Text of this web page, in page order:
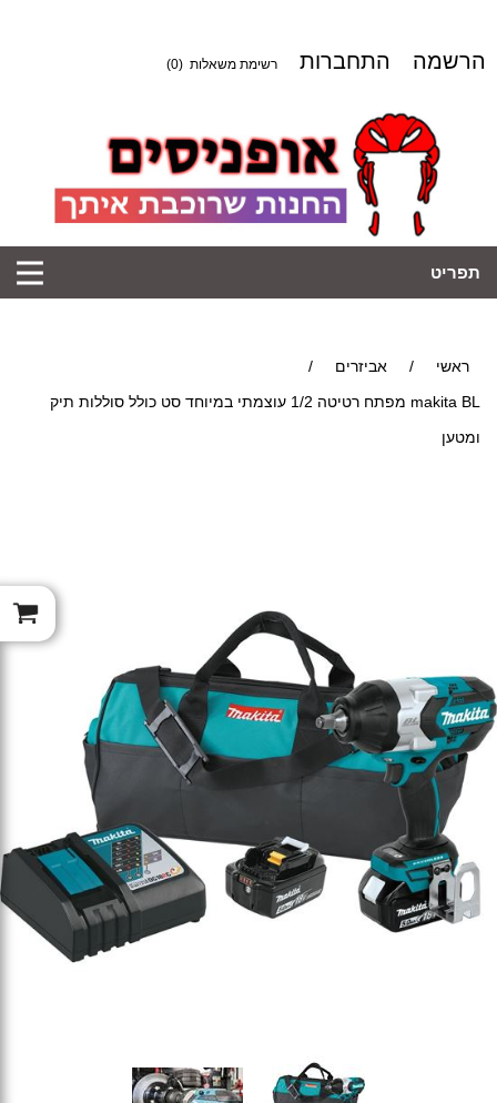
הרשמה התחברות רשימת משאלות (0)
תפריט
ראשי / אביזרים
/
makita BL מפתח רטיטה 1/2 עוצמתי במיוחד סט כולל סוללות תיק
ומטען